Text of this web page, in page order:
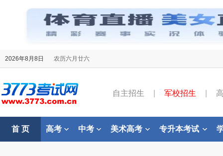
2026年8月8日 农历六月廿六
自主招生 军校招生
首 页 高考 中考 美术高考 专升本考试